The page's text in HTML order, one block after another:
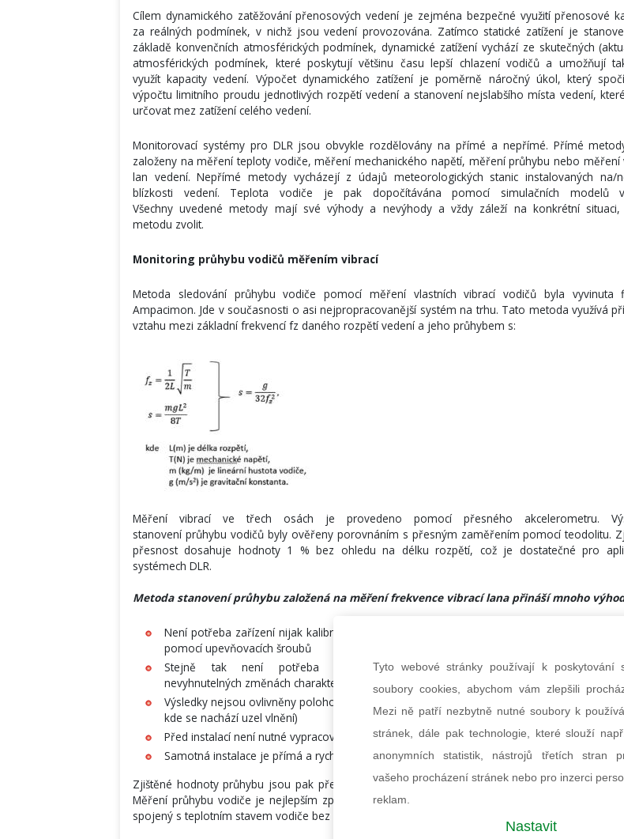
Cílem dynamického zatěžování přenosových vedení je zejména bezpečné využití přenosové
za reálných podmínek, v nichž jsou vedení provozována. Zatímco statické zatížení je
základě konvenčních atmosférických podmínek, dynamické zatížení vychází ze skutečných
atmosférických podmínek, které poskytují většinu času lepší chlazení vodičů a umožňují
využít kapacity vedení. Výpočet dynamického zatížení je poměrně náročný úkol, který
výpočtu limitního proudu jednotlivých rozpětí vedení a stanovení nejslabšího místa vedení,
určovat mez zatížení celého vedení.
Monitorovací systémy pro DLR jsou obvykle rozdělovány na přímé a nepřímé. Přímé
založeny na měření teploty vodiče, měření mechanického napětí, měření průhybu nebo měření
lan vedení. Nepřímé metody vycházejí z údajů meteorologických stanic instalovaných na/
blízkosti vedení. Teplota vodiče je pak dopočítávána pomocí simulačních modelů
Všechny uvedené metody mají své výhody a nevýhody a vždy záleží na konkrétní situaci,
metodu zvolit.
Monitoring průhybu vodičů měřením vibrací
Metoda sledování průhybu vodiče pomocí měření vlastních vibrací vodičů byla vyvinuta
Ampacimon. Jde v současnosti o asi nejpropracovanější systém na trhu. Tato metoda využívá
vztahu mezi základní frekvencí fz daného rozpětí vedení a jeho průhybem s:
Měření vibrací ve třech osách je provedeno pomocí přesného akcelerometru.
stanovení průhybu vodičů byly ověřeny porovnáním s přesným zaměřením pomocí teodolitu.
přesnost dosahuje hodnoty 1 % bez ohledu na délku rozpětí, což je dostatečné pro
systémech DLR.
Metoda stanovení průhybu založená na měření frekvence vibrací lana přináší mnoho
Není potřeba zařízení nijak kalibrovat, při uvedení do provozu se pouze umístí senzor na
pomocí upevňovacích šroubů
Stejně tak není potřeba opakovaná kalibrace po celou dobu
nevyhnutelných změnách charakteristik (normální stárnutí, zkraty, mechanická namáhání)
Výsledky nejsou ovlivněny polohou zařízení v rámci rozpětí (s výjimkou polohy uprostřed
kde se nachází uzel vlnění)
Před instalací není nutné vypracovávat žádné studie pro umístění zařízení
Samotná instalace je přímá a rychlá (obvykle trvá méně než 30 min)
Zjištěné hodnoty průhybu jsou pak převedeny na teplotu vodičů pomocí stavové rovnice pro
Měření průhybu vodiče je nejlepším způsobem, jak stanovit teplotu vodiče, protože průhyb je
spojený s teplotním stavem vodiče bez ohledu na události ovlivňující vedení.
Tyto webové stránky používají k poskytování
soubory cookies, abychom vám zlepšili
Mezi ně patří nezbytně nutné soubory k
stránek, dále pak technologie, které slouží
anonymních statistik, nástrojů třetích stran
vašeho procházení stránek nebo pro inzerci
reklam.
Nastavit